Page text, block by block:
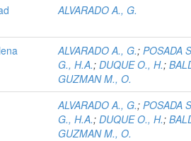
ALVARADO A., G.
ALVARADO A., G.;POSADA
G., H.A.;DUQUE O., H.;
GUZMAN M., O.
ALVARADO A., G.;POSADA
G., H.A.;DUQUE O., H.;
GUZMAN M., O.